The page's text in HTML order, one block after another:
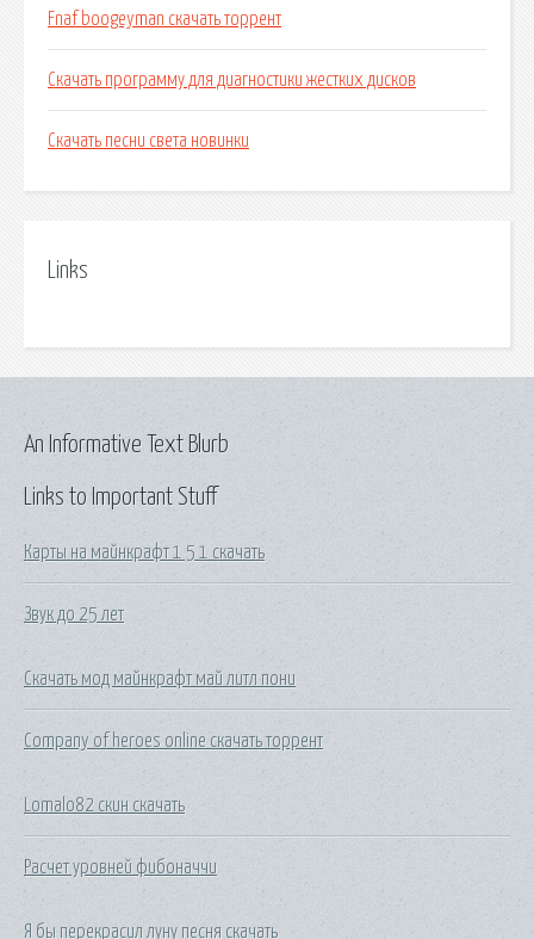
Fnaf boogeyman скачать торрент
Скачать программу для диагностики жестких дисков
Скачать песни света новинки
Links
Links to Important Stuff
Карты на майнкрафт 1 5 1 скачать
Звук до 25 лет
Скачать мод майнкрафт май литл пони
Company of heroes online скачать торрент
Lomalo82 скин скачать
Расчет уровней фибоначчи
Я бы перекрасил луну песня скачать
An Informative Text Blurb